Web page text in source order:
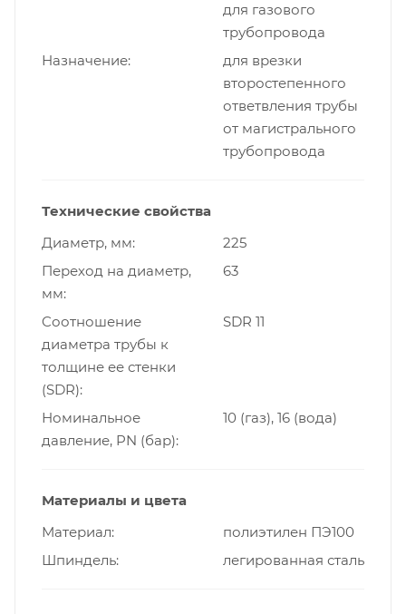
для газового
трубопровода
Назначение
для врезки
второстепенного
ответвления трубы
от магистрального
трубопровода
Технические свойства
Диаметр, мм
225
Переход на диаметр,
мм
63
Cоотношение
диаметра трубы к
толщине ее стенки
(SDR)
SDR 11
Номинальное
давление, PN (бар)
10 (газ), 16 (вода)
Материалы и цвета
Материал
полиэтилен ПЭ100
Шпиндель
легированная сталь